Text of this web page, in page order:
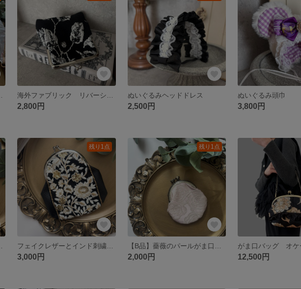
2,800円
ぬいぐるみヘッドドレス
2,500円
ぬいぐるみ頭巾
3,800円
残り1点
3,000円
残り1点
2,000円 12,500円